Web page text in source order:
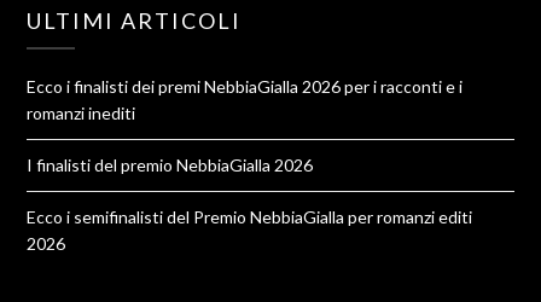
ULTIMI ARTICOLI
Ecco i finalisti dei premi NebbiaGialla 2026 per i racconti e i
romanzi inediti
I finalisti del premio NebbiaGialla 2026
Ecco i semifinalisti del Premio NebbiaGialla per romanzi editi
2026